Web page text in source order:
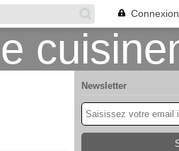
Connexion
Newsletter